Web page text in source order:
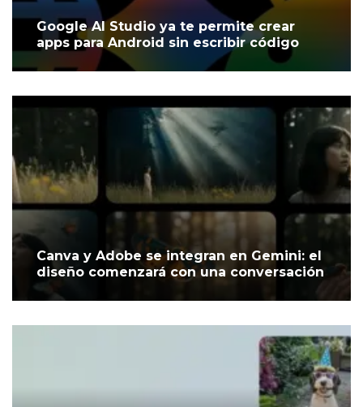
Google AI Studio ya te permite crear
apps para Android sin escribir código
Canva y Adobe se integran en Gemini: el
diseño comenzará con una conversación